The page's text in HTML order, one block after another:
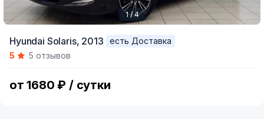
of
1 / 4
Hyundai Solaris, 2013
есть Доставка
5
5 отзывов
от 1680 ₽ / сутки